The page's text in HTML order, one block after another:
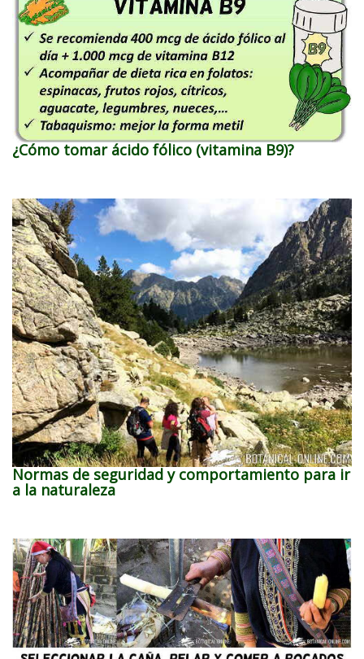
¿Cómo tomar ácido fólico (vitamina B9)?
Normas de seguridad y comportamiento para ir
a la naturaleza